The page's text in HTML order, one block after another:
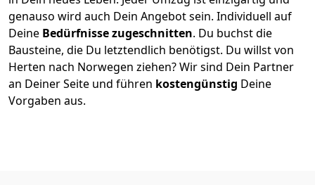
genauso wird auch Dein Angebot sein. Individuell auf
Deine Bedürfnisse zugeschnitten. Du buchst die
Bausteine, die Du letztendlich benötigst. Du willst von
Herten nach Norwegen ziehen? Wir sind Dein Partner
an Deiner Seite und führen kostengünstig Deine
Vorgaben aus.